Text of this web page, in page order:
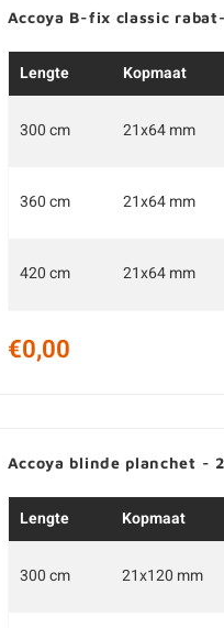
Accoya B-fix classic
Lengte Kopmaat
300 cm 21x64 mm
360 cm 21x64 mm
420 cm 21x64 mm
€0,00
Accoya blinde planchet -
Lengte Kopmaat
300 cm 21x120 mm